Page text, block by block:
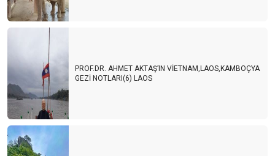
PROF.DR. AHMET AKTAŞ’IN VİETNAM,LAOS,KAMBOÇYA
GEZİ NOTLARI(6) LAOS